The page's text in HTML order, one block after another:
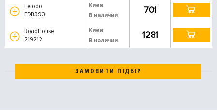
Ferodo
FDB393
Киев
В наличии
701
RoadHouse
219212
Киев
В наличии
1281
ЗАМОВИТИ ПІДБІР